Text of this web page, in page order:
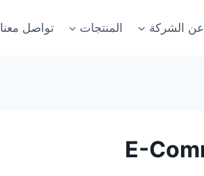
عن الشركة المنتجات تواصل معنا